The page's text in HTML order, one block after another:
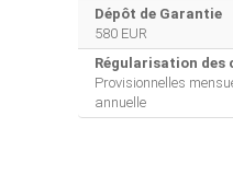
Dépôt de Garantie
580 EUR
Régularisation des
Provisionnelles
annuelle